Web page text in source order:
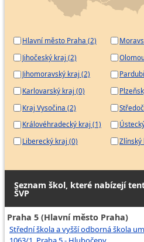
Hlavní město Praha (2)
Jihočeský kraj (2)
Jihomoravský kraj (2)
Karlovarský kraj (0)
Kraj Vysočina (2)
Královéhradecký kraj (1)
Liberecký kraj (0)
Zlínský
Seznam škol, které nabízejí
ŠVP
Praha 5 (Hlavní město Praha)
Střední škola a vyšší odborná škola